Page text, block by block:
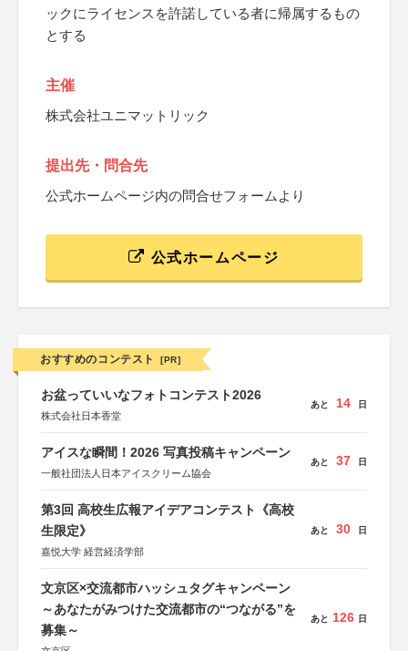
ックにライセンスを許諾している者に帰属するもの
とする
主催
株式会社ユニマットリック
提出先・問合先
公式ホームページ内の問合せフォームより
公式ホームページ
おすすめのコンテスト [PR]
お盆っていいなフォトコンテスト2026
株式会社日本香堂
あと 14 日
アイスな瞬間！2026 写真投稿キャンペーン
一般社団法人日本アイスクリーム協会
あと 37 日
第3回 高校生広報アイデアコンテスト《高校
生限定》
嘉悦大学 経営経済学部
あと 30 日
文京区×交流都市ハッシュタグキャンペーン
～あなたがみつけた交流都市の“つながる”を
募集～
あと 126 日